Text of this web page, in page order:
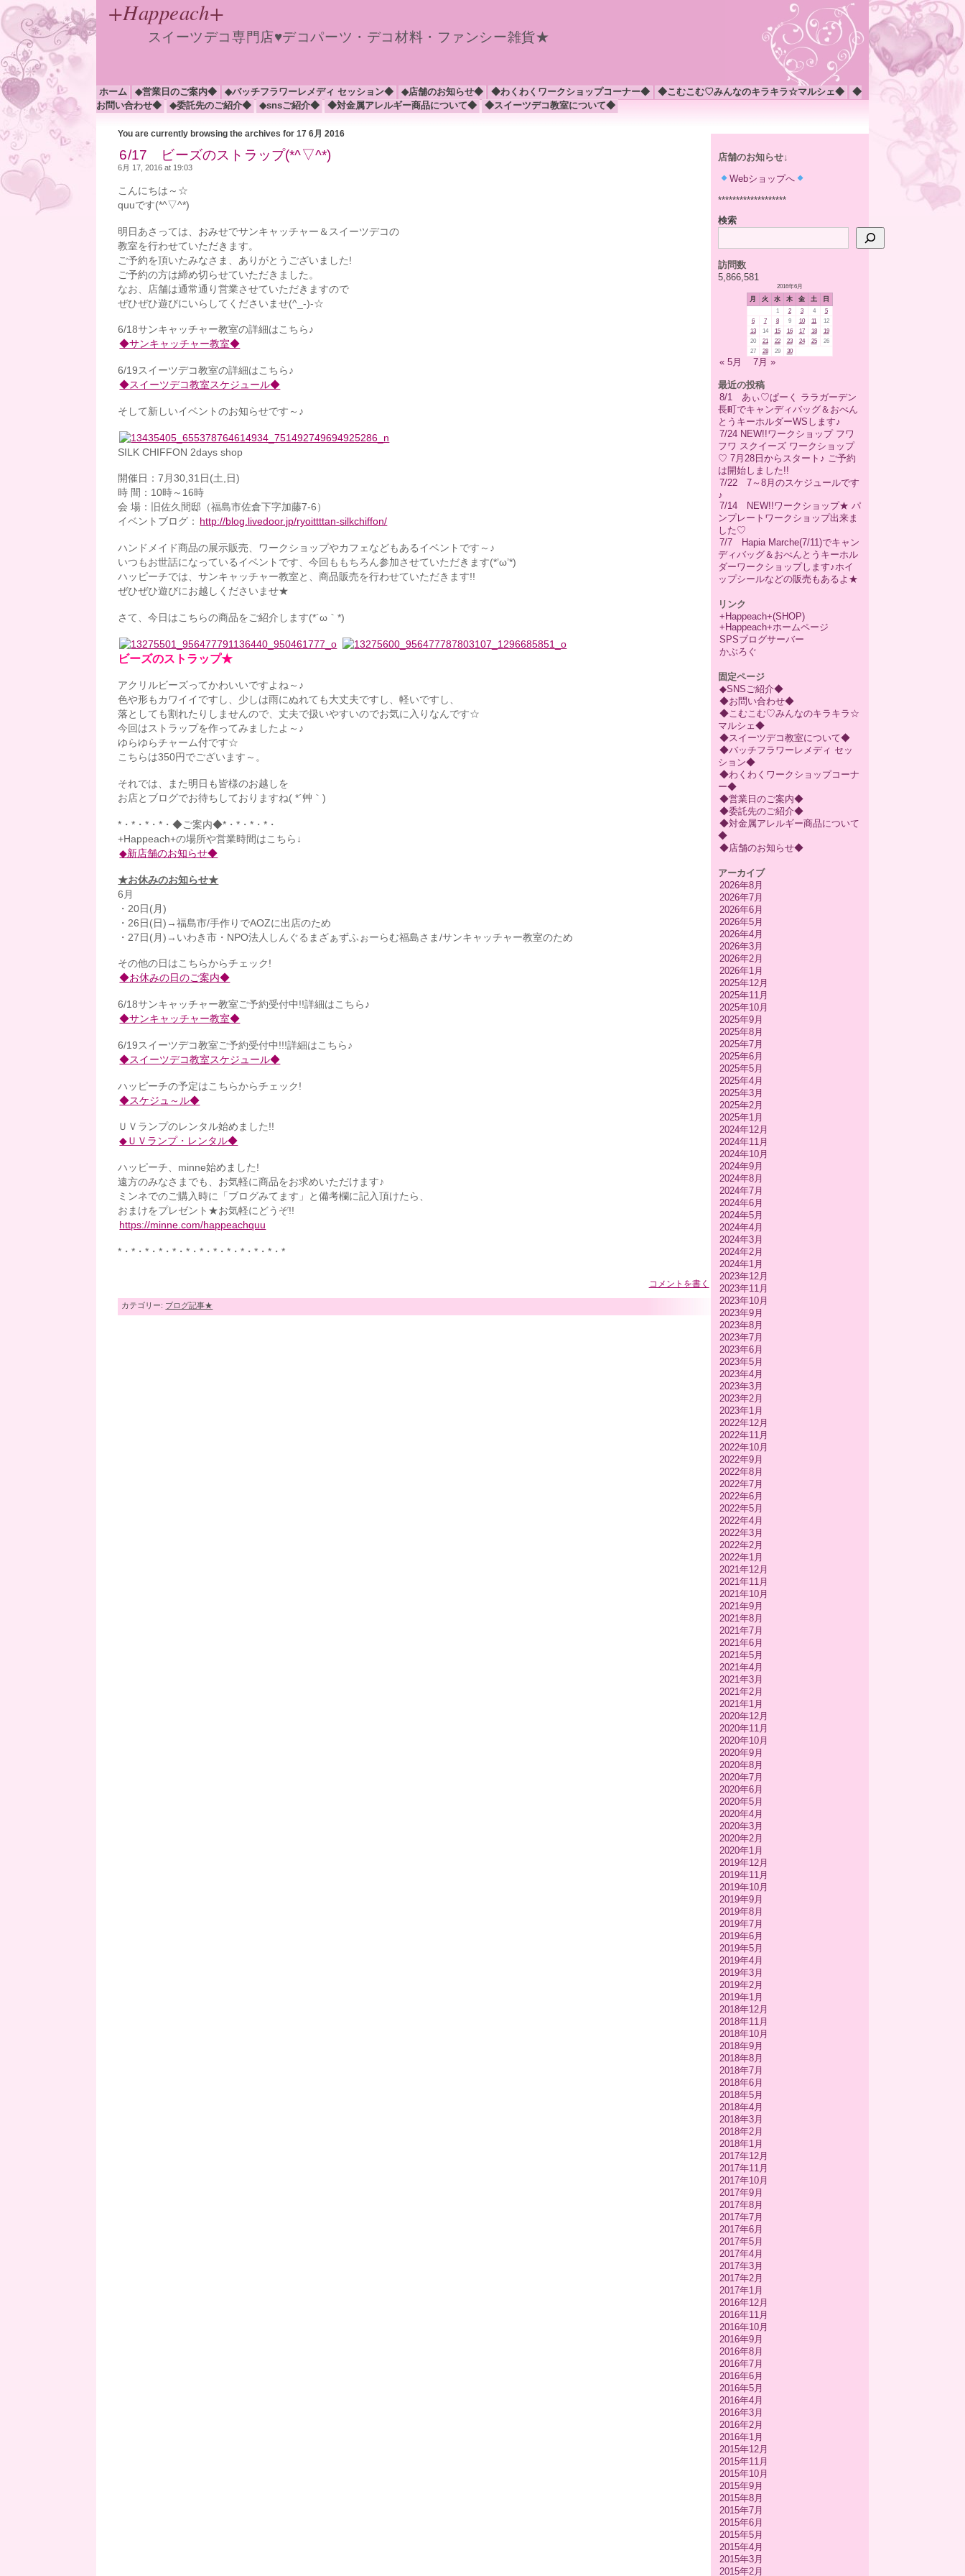
+Happeach+
スイーツデコ専門店♥デコパーツ・デコ材料・ファンシー雑貨★
ホーム ◆営業日のご案内◆ ◆バッチフラワーレメディ セッション◆ ◆店舗のお知らせ◆ ◆わくわくワークショップコーナー◆ ◆こむこむ♡みんなのキラキラ☆マルシェ◆
◆
お問い合わせ◆
◆委託先のご紹介◆ ◆snsご紹介◆ ◆対金属アレルギー商品について◆ ◆スイーツデコ教室について◆
店舗のお知らせ↓
Webショップへ
*******************
検索
訪問数
5,866,581
2016年6月
月 火 水 木 金 土 日
1 2 3 4
5
6
7 8 9 10 11
12
13
14 15 16 17 18
19
20
21 22 23 24 25
26
27
28 29 30
« 5月 7月 »
最近の投稿
8/1 あぃ♡ぱーく ララガーデン
長町でキャンディバッグ＆おべん
とうキーホルダーWSします♪
7/24 NEW!!ワークショップ フワ
フワ スクイーズ ワークショップ
♡ 7月28日からスタート♪ ご予約
は開始しました!!
7/22 7～8月のスケジュールです
♪
7/14 NEW!!ワークショップ★ パ
ンプレートワークショップ出来ま
した♡
7/7 Hapia Marche(7/11)でキャン
ディバッグ＆おべんとうキーホル
ダーワークショップします♪ホイ
ップシールなどの販売もあるよ★
リンク
+Happeach+(SHOP)
+Happeach+ホームページ
SPSブログサーバー
かぶろぐ
固定ページ
◆SNSご紹介◆
◆お問い合わせ◆
◆こむこむ♡みんなのキラキラ☆
マルシェ◆
◆スイーツデコ教室について◆
◆バッチフラワーレメディ セッ
ション◆
◆わくわくワークショップコーナ
ー◆
◆営業日のご案内◆
◆委託先のご紹介◆
◆対金属アレルギー商品について
◆
◆店舗のお知らせ◆
アーカイブ
2026年8月
2026年7月
2026年6月
2026年5月
2026年4月
2026年3月
2026年2月
2026年1月
2025年12月
2025年11月
2025年10月
2025年9月
2025年8月
2025年7月
2025年6月
2025年5月
2025年4月
2025年3月
2025年2月
2025年1月
2024年12月
2024年11月
2024年10月
2024年9月
2024年8月
2024年7月
2024年6月
2024年5月
2024年4月
2024年3月
2024年2月
2024年1月
2023年12月
2023年11月
2023年10月
2023年9月
2023年8月
2023年7月
2023年6月
2023年5月
2023年4月
2023年3月
2023年2月
2023年1月
2022年12月
2022年11月
2022年10月
2022年9月
2022年8月
2022年7月
2022年6月
2022年5月
2022年4月
2022年3月
2022年2月
2022年1月
2021年12月
2021年11月
2021年10月
2021年9月
2021年8月
2021年7月
2021年6月
2021年5月
2021年4月
2021年3月
2021年2月
2021年1月
2020年12月
2020年11月
2020年10月
2020年9月
2020年8月
2020年7月
2020年6月
2020年5月
2020年4月
2020年3月
2020年2月
2020年1月
2019年12月
2019年11月
2019年10月
2019年9月
2019年8月
2019年7月
2019年6月
2019年5月
2019年4月
2019年3月
2019年2月
2019年1月
2018年12月
2018年11月
2018年10月
2018年9月
2018年8月
2018年7月
2018年6月
2018年5月
2018年4月
2018年3月
2018年2月
2018年1月
2017年12月
2017年11月
2017年10月
2017年9月
2017年8月
2017年7月
2017年6月
2017年5月
2017年4月
2017年3月
2017年2月
2017年1月
2016年12月
2016年11月
2016年10月
2016年9月
2016年8月
2016年7月
2016年6月
2016年5月
2016年4月
2016年3月
2016年2月
2016年1月
2015年12月
2015年11月
2015年10月
2015年9月
2015年8月
2015年7月
2015年6月
2015年5月
2015年4月
2015年3月
2015年2月
You are currently browsing the archives for 17 6月 2016
6/17 ビーズのストラップ(*^▽^*)
6月 17, 2016 at 19:03
こんにちは～☆
quuです(*^▽^*)
明日あさっては、おみせでサンキャッチャー＆スイーツデコの
教室を行わせていただきます。
ご予約を頂いたみなさま、ありがとうございました!
ご予約の方は締め切らせていただきました。
なお、店舗は通常通り営業させていただきますので
ぜひぜひ遊びにいらしてくださいませ(^_-)-☆
6/18サンキャッチャー教室の詳細はこちら♪
◆サンキャッチャー教室◆
6/19スイーツデコ教室の詳細はこちら♪
◆スイーツデコ教室スケジュール◆
そして新しいイベントのお知らせです～♪
SILK CHIFFON 2days shop
開催日：7月30,31日(土,日)
時 間：10時～16時
会 場：旧佐久間邸（福島市佐倉下字加藤7-6）
イベントブログ：
http://blog.livedoor.jp/ryoittttan-silkchiffon/
ハンドメイド商品の展示販売、ワークショップやカフェなどもあるイベントです～♪
いつもお世話になっているイベントです、今回ももちろん参加させていただきます(*’ω’*)
ハッピーチでは、サンキャッチャー教室と、商品販売を行わせていただきます!!
ぜひぜひ遊びにお越しくださいませ★
さて、今日はこちらの商品をご紹介します(*´ω｀*)
ビーズのストラップ★
アクリルビーズってかわいいですよね～♪
色や形もカワイイですし、少しは雨にぬれても大丈夫ですし、軽いですし、
落としても割れたりしませんので、丈夫で扱いやすいのでお気に入りなんです☆
今回はストラップを作ってみましたよ～♪
ゆらゆらチャーム付です☆
こちらは350円でございます～。
それでは、また明日も皆様のお越しを
お店とブログでお待ちしておりますね( *´艸｀)
*・*・*・*・◆ご案内◆*・*・*・*・
+Happeach+の場所や営業時間はこちら↓
◆新店舗のお知らせ◆
★お休みのお知らせ★
6月
・20日(月)
・26日(日)→福島市/手作りでAOZに出店のため
・27日(月)→いわき市・NPO法人しんぐるまざぁずふぉーらむ福島さま/サンキャッチャー教室のため
その他の日はこちらからチェック!
◆お休みの日のご案内◆
6/18サンキャッチャー教室ご予約受付中!!詳細はこちら♪
◆サンキャッチャー教室◆
6/19スイーツデコ教室ご予約受付中!!!詳細はこちら♪
◆スイーツデコ教室スケジュール◆
ハッピーチの予定はこちらからチェック!
◆スケジュ～ル◆
ＵＶランプのレンタル始めました!!
◆ＵＶランプ・レンタル◆
ハッピーチ、minne始めました!
遠方のみなさまでも、お気軽に商品をお求めいただけます♪
ミンネでのご購入時に「ブログみてます」と備考欄に記入頂けたら、
おまけをプレゼント★お気軽にどうぞ!!
https://minne.com/happeachquu
*・*・*・*・*・*・*・*・*・*・*・*・*
コメントを書く
カテゴリー: ブログ記事★